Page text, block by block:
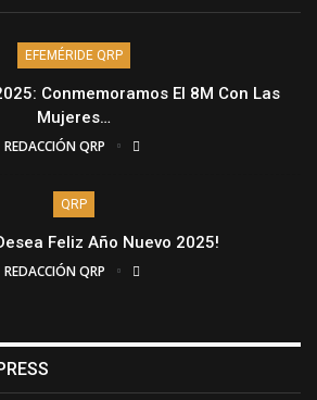
EFEMÉRIDE QRP
Conmemoramos El 8M Con Las
Mujeres…
REDACCIÓN QRP
QRP
Feliz Año Nuevo 2025!
REDACCIÓN QRP